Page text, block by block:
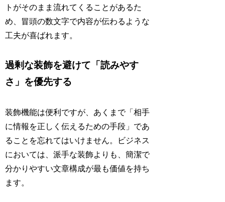
トがそのまま流れてくることがあるた
め、冒頭の数文字で内容が伝わるような
工夫が喜ばれます。
過剰な装飾を避けて「読みやす
さ」を優先する
装飾機能は便利ですが、あくまで「相手
に情報を正しく伝えるための手段」であ
ることを忘れてはいけません。ビジネス
においては、派手な装飾よりも、簡潔で
分かりやすい文章構成が最も価値を持ち
ます。